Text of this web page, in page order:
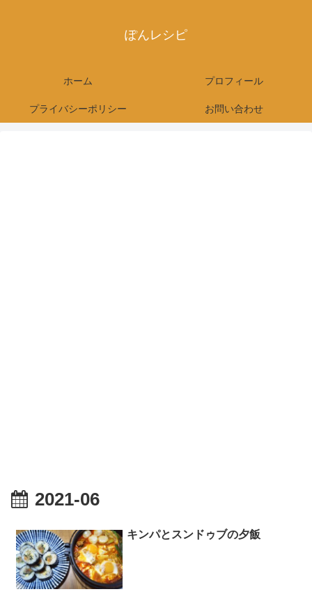
ぽんレシピ
ホーム プロフィール
プライバシーポリシー お問い合わせ
2021-06
キンパとスンドゥブの夕飯